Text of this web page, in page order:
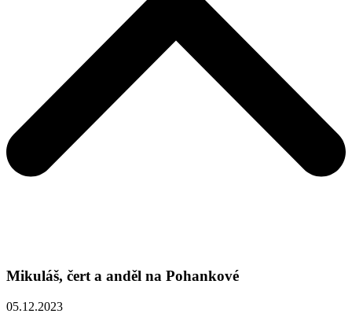
Mikuláš, čert a anděl na Pohankové
05.12.2023